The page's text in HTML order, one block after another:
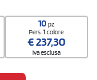
10 pz
Pers. 1 colore
€237,30
iva esclusa